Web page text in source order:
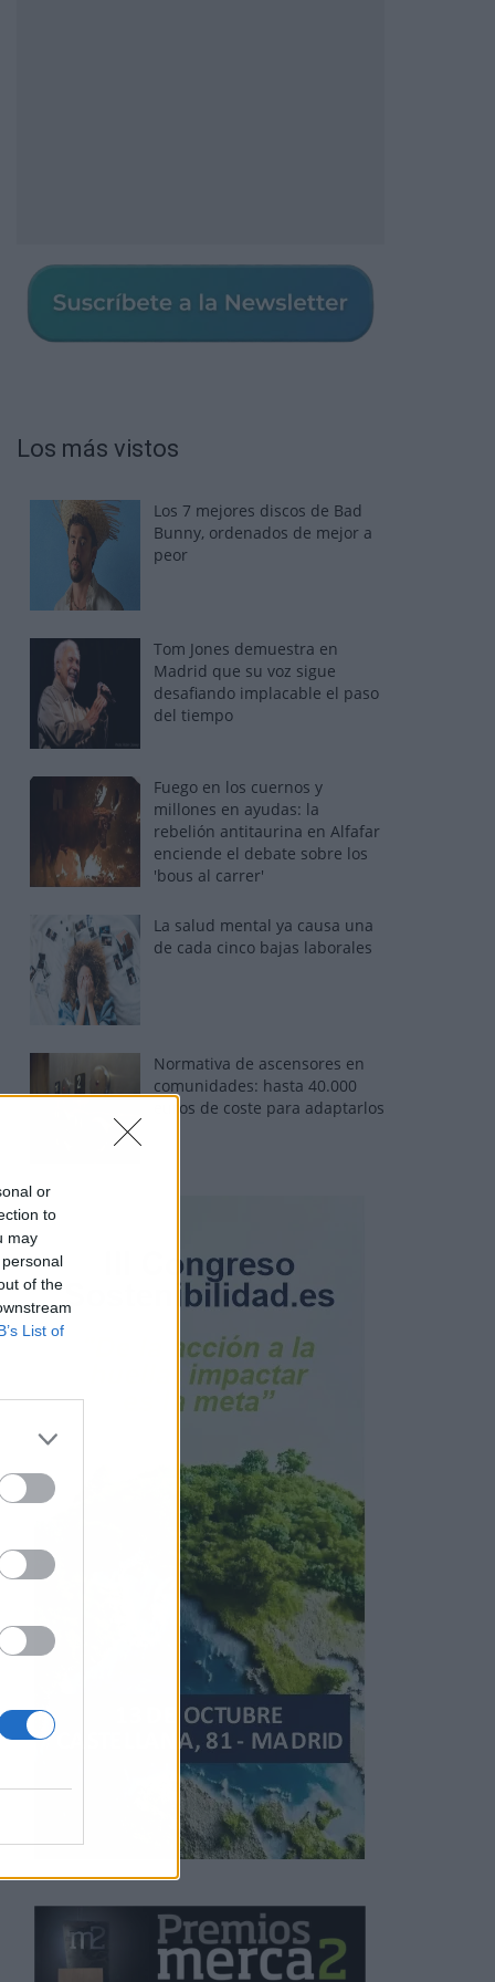
or
to
may
of the
List of
Los más vistos
Los 7 mejores discos de Bad
Bunny, ordenados de mejor a
peor
Tom Jones demuestra en
Madrid que su voz sigue
desafiando implacable el paso
del tiempo
Fuego en los cuernos y
millones en ayudas: la
rebelión antitaurina en Alfafar
enciende el debate sobre los
'bous al carrer'
La salud mental ya causa una
de cada cinco bajas laborales
Normativa de ascensores en
comunidades: hasta 40.000
euros de coste para adaptarlos